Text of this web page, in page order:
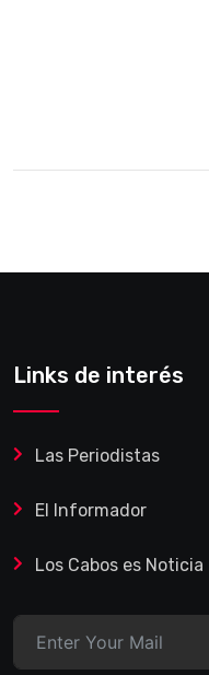
Links de interés
Las Periodistas
El Informador
Los Cabos es Noticia